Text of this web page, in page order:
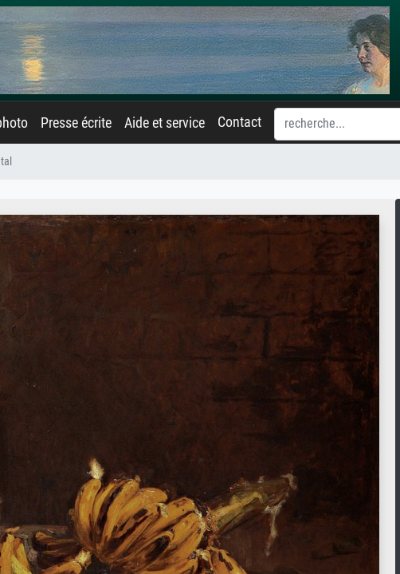
Presse écrite Aide et service Contact